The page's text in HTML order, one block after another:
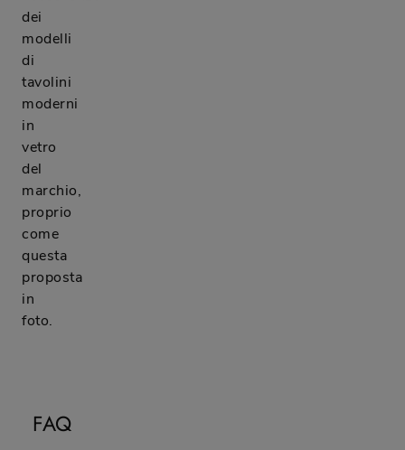
dei
modelli
di
tavolini
moderni
in
vetro
del
marchio,
proprio
come
questa
proposta
in
foto.
FAQ